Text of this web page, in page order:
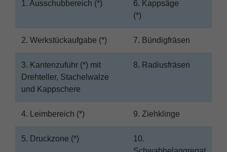
1. Ausschubbereich (*)
6. Kappsäge
(*)
2. Werkstückaufgabe (*) 7. Bündigfräsen
3. Kantenzufuhr (*) mit
Drehteller, Stachelwalze
und Kappschere
8. Radiusfräsen
4. Leimbereich (*) 9. Ziehklinge
5. Druckzone (*)
10.
Zweck
Benutzer-Logins die
ihm Zugang zu
Ende der Sitzung